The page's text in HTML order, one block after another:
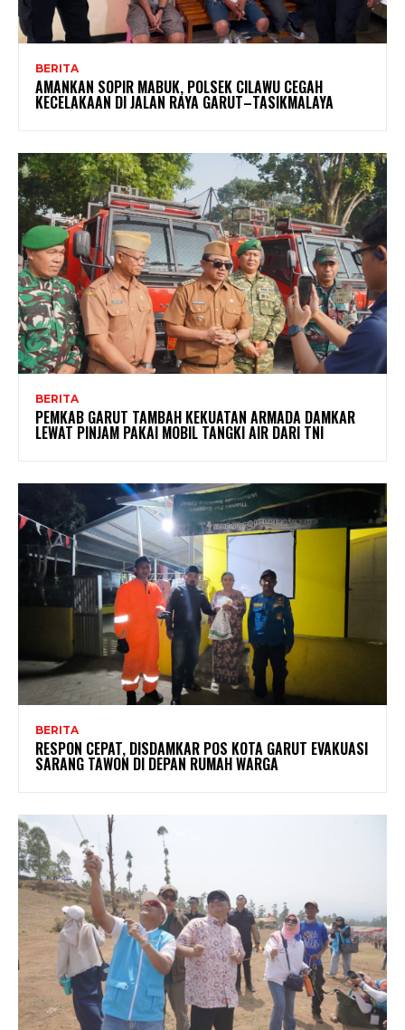
BERITA
AMANKAN SOPIR MABUK, POLSEK CILAWU CEGAH
KECELAKAAN DI JALAN RAYA GARUT–TASIKMALAYA
BERITA
PEMKAB GARUT TAMBAH KEKUATAN ARMADA DAMKAR
LEWAT PINJAM PAKAI MOBIL TANGKI AIR DARI TNI
BERITA
RESPON CEPAT, DISDAMKAR POS KOTA GARUT EVAKUASI
SARANG TAWON DI DEPAN RUMAH WARGA